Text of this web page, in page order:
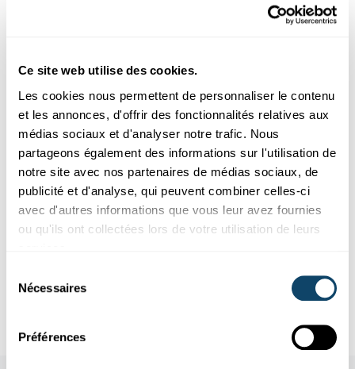
Ce site web utilise des cookies.
Les cookies nous permettent de personnaliser le contenu
et les annonces, d'offrir des fonctionnalités relatives aux
médias sociaux et d'analyser notre trafic. Nous
partageons également des informations sur l'utilisation de
notre site avec nos partenaires de médias sociaux, de
publicité et d'analyse, qui peuvent combiner celles-ci
avec d'autres informations que vous leur avez fournies
ou qu'ils ont collectées lors de votre utilisation de leurs
Nécessaires
Préférences
Firwat mécht roude Wäin éischter midd?
Mr Science
Firwat kritt ee vun ze vill Viz den Schësser?